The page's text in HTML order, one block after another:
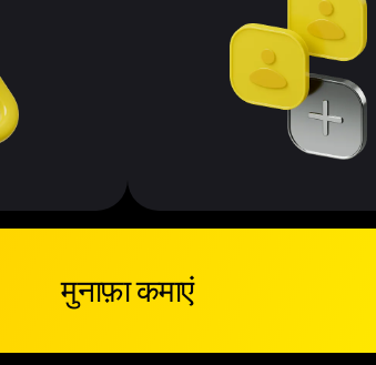
मुनाफ़ा कमाएं